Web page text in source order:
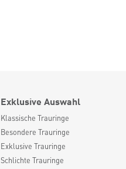
Exklusive Auswahl
Klassische Trauringe
Besondere Trauringe
Exklusive Trauringe
Schlichte Trauringe